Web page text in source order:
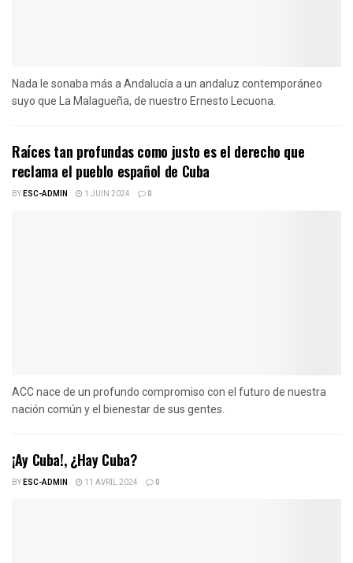
Nada le sonaba más a Andalucía a un andaluz contemporáneo
suyo que La Malagueña, de nuestro Ernesto Lecuona.
Raíces tan profundas como justo es el derecho que
reclama el pueblo español de Cuba
BYESC-ADMIN 1 JUIN 2024 0
ACC nace de un profundo compromiso con el futuro de nuestra
nación común y el bienestar de sus gentes.
¡Ay Cuba!, ¿Hay Cuba?
BYESC-ADMIN 11 AVRIL 2024 0